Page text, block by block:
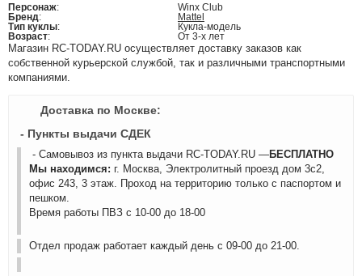
Персонаж:
Winx Club
Бренд:
Mattel
Тип куклы:
Кукла-модель
Возраст: От 3-х лет
Магазин RC-TODAY.RU осуществляет доставку заказов как
собственной курьерской службой, так и различными транспортными
компаниями.
Доставка по Москве:
- Пункты выдачи СДЕК
- Самовывоз из пункта выдачи RC-TODAY.RU —БЕСПЛАТНО
Мы находимся: г. Москва, Электролитный проезд дом 3с2,
офис 243, 3 этаж. Проход на территорию только с паспортом и
пешком.
Время работы ПВЗ с 10-00 до 18-00
Отдел продаж работает каждый день с 09-00 до 21-00.